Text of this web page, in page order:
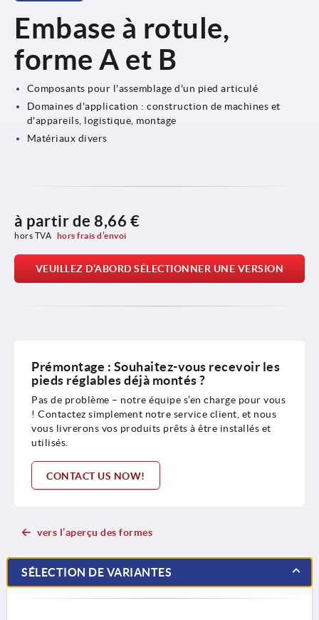
Embase à rotule,
forme A et B
Composants pour l'assemblage d'un pied articulé
Domaines d'application : construction de machines et
d'appareils, logistique, montage
Matériaux divers
à partir de 8,66 €
hors TVA hors frais d’envoi
VEUILLEZ D’ABORD SÉLECTIONNER UNE VERSION
Prémontage : Souhaitez-vous recevoir les
pieds réglables déjà montés ?
Pas de problème – notre équipe s’en charge pour vous
! Contactez simplement notre service client, et nous
vous livrerons vos produits prêts à être installés et
utilisés.
CONTACT US NOW!
vers l’aperçu des formes
SÉLECTION DE VARIANTES